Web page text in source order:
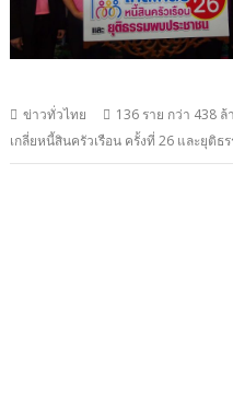
ข่าวทั่วไทย 136 ราย กว่า 438
เกลี่ยหนี้สินครัวเรือน ครั้งที่ 26 และยุติ